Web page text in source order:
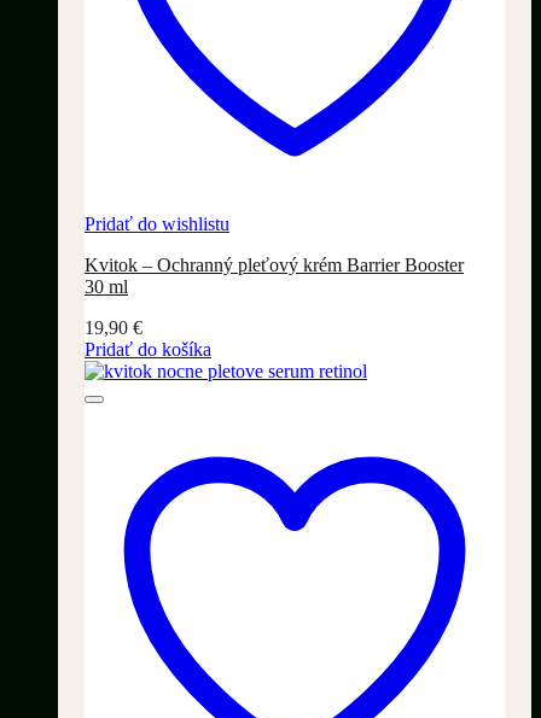
Pridať do wishlistu
Kvitok – Ochranný pleťový krém Barrier Booster
30 ml
19,90 €
Pridať do košíka